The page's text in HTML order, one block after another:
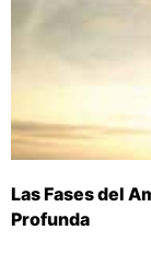
Las Fases del
Profunda